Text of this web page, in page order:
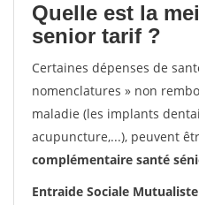
Quelle est la
senior tarif ?
Certaines dépenses de
nomenclatures » non
maladie (les implants
acupuncture,...), peuvent
complémentaire santé
Entraide Sociale